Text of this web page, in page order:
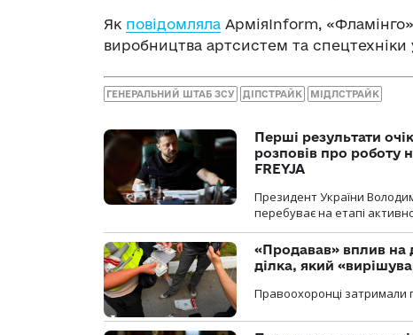
Як повідомляла АрміяInform,
виробництва артсистем та спецтехніки
ГЕНЕРАЛЬНИЙ ШТАБ ЗСУ ДІПСТРАЙК МІДЛСТРАЙК
Перші результати
розповів про роботу
FREYJA
Президент України
перебуває на етапі
«Продавав» вплив на
ділка, який
Правоохоронці затримали